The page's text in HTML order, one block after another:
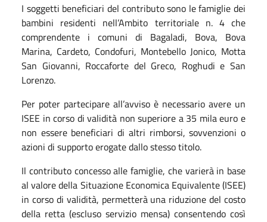
I soggetti beneficiari del contributo sono le famiglie dei
bambini residenti nell’Ambito territoriale n. 4 che
comprendente i comuni di Bagaladi, Bova, Bova
Marina, Cardeto, Condofuri, Montebello Jonico, Motta
San Giovanni, Roccaforte del Greco, Roghudi e San
Lorenzo.
Per poter partecipare all’avviso è necessario avere un
ISEE in corso di validità non superiore a 35 mila euro e
non essere beneficiari di altri rimborsi, sovvenzioni o
azioni di supporto erogate dallo stesso titolo.
Il contributo concesso alle famiglie, che varierà in base
al valore della Situazione Economica Equivalente (ISEE)
in corso di validità, permetterà una riduzione del costo
della retta (escluso servizio mensa) consentendo così